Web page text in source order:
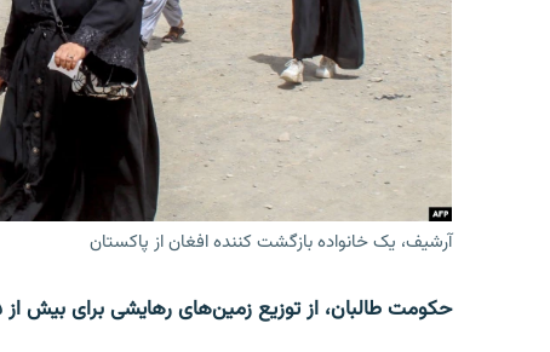
آرشیف، یک خانواده بازگشت کننده افغان از پاکستان
حکومت طالبان، از توزیع زمین‌های رهایشی برای بیش از ۶۵ هزار خانوادۀ عودت کننده خبر می‌دهد.